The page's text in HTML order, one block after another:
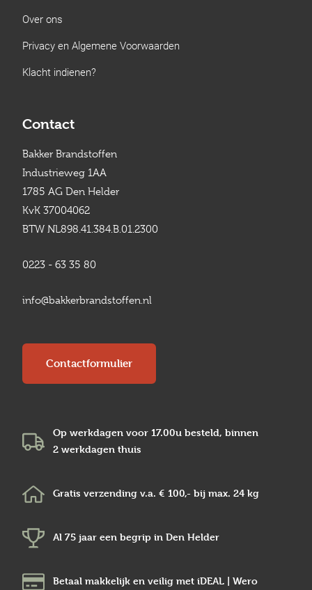
Over ons
Privacy en Algemene Voorwaarden
Klacht indienen?
Contact
Bakker Brandstoffen
Industrieweg 1AA
1785 AG Den Helder
KvK 37004062
BTW NL898.41.384.B.01.2300
0223 - 63 35 80
info@bakkerbrandstoffen.nl
Contactformulier
Op werkdagen voor 17.00u besteld, binnen
2 werkdagen thuis
Gratis verzending v.a. € 100,- bij max. 24 kg
Al 75 jaar een begrip in Den Helder
Betaal makkelijk en veilig met iDEAL | Wero